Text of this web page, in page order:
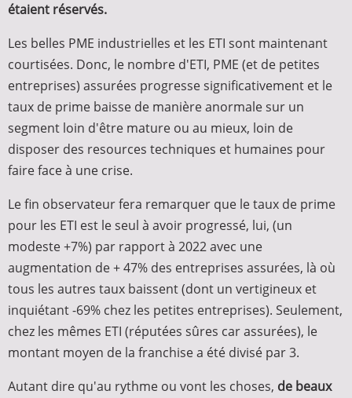
étaient réservés.
Les belles PME industrielles et les ETI sont maintenant
courtisées. Donc, le nombre d'ETI, PME (et de petites
entreprises) assurées progresse significativement et le
taux de prime baisse de manière anormale sur un
segment loin d'être mature ou au mieux, loin de
disposer des resources techniques et humaines pour
faire face à une crise.
Le fin observateur fera remarquer que le taux de prime
pour les ETI est le seul à avoir progressé, lui, (un
modeste +7%) par rapport à 2022 avec une
augmentation de + 47% des entreprises assurées, là où
tous les autres taux baissent (dont un vertigineux et
inquiétant -69% chez les petites entreprises). Seulement,
chez les mêmes ETI (réputées sûres car assurées), le
montant moyen de la franchise a été divisé par 3.
Autant dire qu'au rythme ou vont les choses, de beaux